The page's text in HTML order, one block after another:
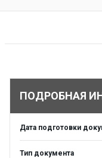
ПОДРОБНАЯ
Дата подготовки
Тип документа